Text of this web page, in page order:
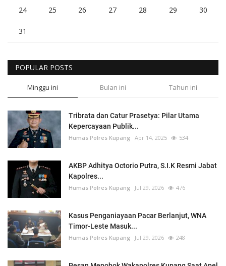
24 25 26 27 28 29 30
31
POPULAR POSTS
Minggu ini Bulan ini Tahun ini
Tribrata dan Catur Prasetya: Pilar Utama
Kepercayaan Publik...
Humas Polres Kupang Apr 14, 2025 534
AKBP Adhitya Octorio Putra, S.I.K Resmi Jabat
Kapolres...
Humas Polres Kupang Jul 29, 2026 476
Kasus Penganiayaan Pacar Berlanjut, WNA
Timor-Leste Masuk...
Humas Polres Kupang Jul 29, 2026 248